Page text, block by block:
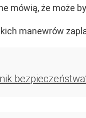
mówią, że może
manewrów